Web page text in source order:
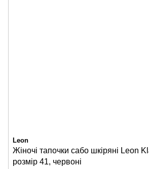
Leon
Жіночі тапочки сабо шкіряні Leon
розмір 41, червоні